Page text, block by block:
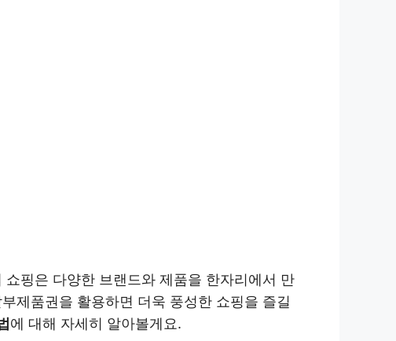
핑은 다양한 브랜드와 제품을 한자리에서 만
제품권을 활용하면 더욱 풍성한 쇼핑을 즐길
에 대해 자세히 알아볼게요.